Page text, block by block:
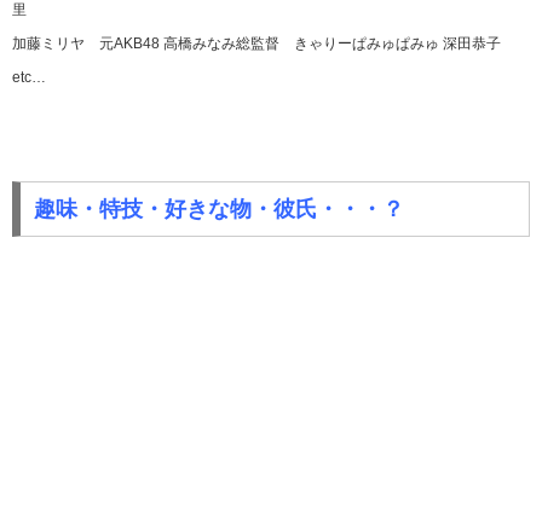
里
加藤ミリヤ 元AKB48 高橋みなみ総監督 きゃりーぱみゅぱみゅ 深田恭子
etc…
趣味・特技・好きな物・彼氏・・・？